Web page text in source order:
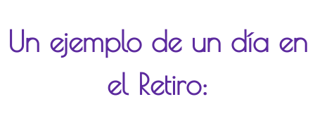
Un ejemplo de un día en
el Retiro: